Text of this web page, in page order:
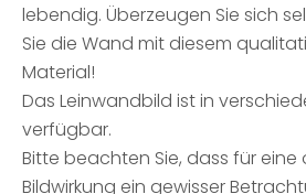
lebendig. Überzeugen Sie sich
Sie die Wand mit diesem
Material!
Das Leinwandbild ist in
verfügbar.
Bitte beachten Sie, dass für eine
Bildwirkung ein gewisser